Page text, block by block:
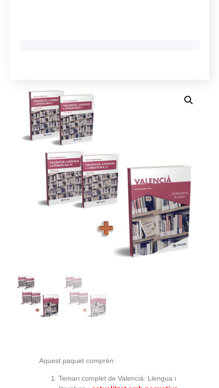
Aquest paquet comprèn:
Temari complet de Valencià: Llengua i